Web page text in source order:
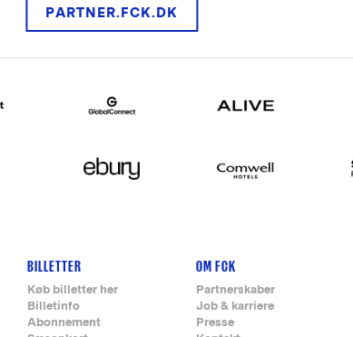
PARTNER.FCK.DK
BILLETTER
Køb billetter her
Billetinfo
Abonnement
OM FCK
Partnerskaber
Job & karriere
Presse